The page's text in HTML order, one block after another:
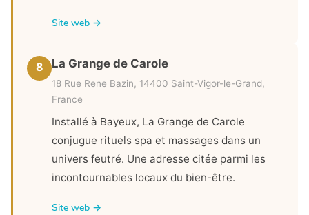
Site web →
8 La Grange de Carole
18 Rue Rene Bazin, 14400 Saint-Vigor-le-Grand,
France
Installé à Bayeux, La Grange de Carole
conjugue rituels spa et massages dans un
univers feutré. Une adresse citée parmi les
incontournables locaux du bien-être.
Site web →